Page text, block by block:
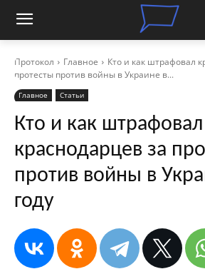
Протокол Главное
Кто и как штрафовал
протесты против войны в Украине в...
Главное Статьи
Кто и как штрафовал
краснодарцев за
против войны в
году